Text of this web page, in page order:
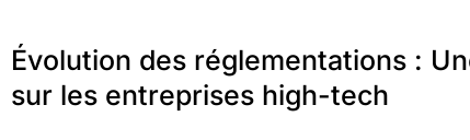
Évolution des réglementations :
sur les entreprises high-tech